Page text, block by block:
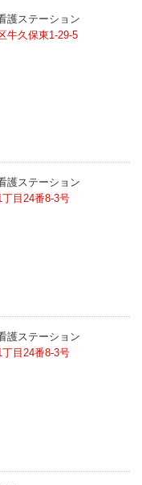
護ステーション
牛久保東1-29-5
護ステーション
目24番8-3号
護ステーション
目24番8-3号